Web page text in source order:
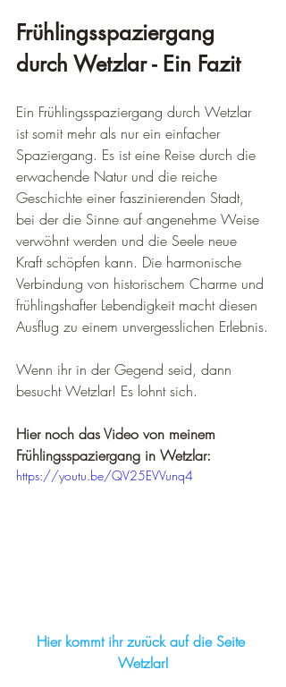
Frühlingsspaziergang
durch Wetzlar - Ein Fazit
Ein Frühlingsspaziergang durch Wetzlar
ist somit mehr als nur ein einfacher
Spaziergang. Es ist eine Reise durch die
erwachende Natur und die reiche
Geschichte einer faszinierenden Stadt,
bei der die Sinne auf angenehme Weise
verwöhnt werden und die Seele neue
Kraft schöpfen kann. Die harmonische
Verbindung von historischem Charme und
frühlingshafter Lebendigkeit macht diesen
Ausflug zu einem unvergesslichen Erlebnis.
Wenn ihr in der Gegend seid, dann
besucht Wetzlar! Es lohnt sich.
Hier noch das Video von meinem
Frühlingsspaziergang in Wetzlar:
https://youtu.be/QV25EVVunq4
Hier kommt ihr zurück auf die Seite
Wetzlar!